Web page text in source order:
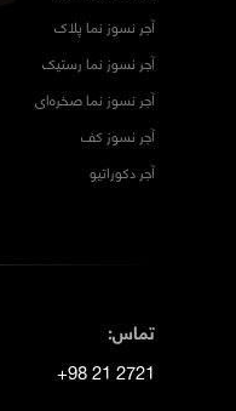
آجر نسوز نما پلاک
آجر نسوز نما رستیک
آجر نسوز نما صخره‌ای
آجر نسوز کف
آجر دکوراتیو
تماس:
2721 21 98+